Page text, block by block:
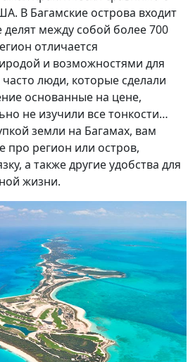
В Багамские острова входит
делят между собой более 700
отличается
и возможностями для
люди, которые сделали
основанные на цене,
не изучили все тонкости…
земли на Багамах, вам
про регион или остров,
а также другие удобства для
жизни.